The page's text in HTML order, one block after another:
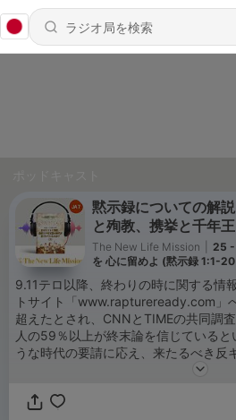
黙示録についての解
と殉教、携挙と千年
る
The New Life Mission
25 -
を 心に留めよ (黙示録 1:1-
9.11テロ以降、終わりの時に関する情
トサイト「www.raptureready.com」
超えたとされ、CNNとTIMEの共同調
人の59％以上が終末論を信じている
うな時代の要請に応え、来たるべき反
挙、千年王国、新しい天と地など、黙
本書は、黙示録の節ごとの解説に加え